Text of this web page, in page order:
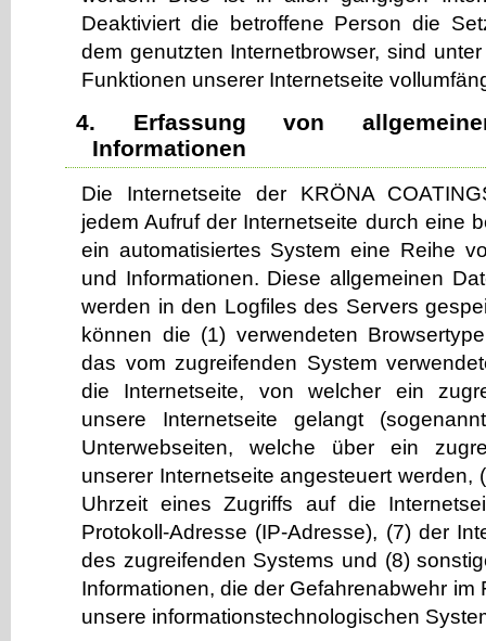
Deaktiviert die betroffene Person die
dem genutzten Internetbrowser, sind
Funktionen unserer Internetseite
4. Erfassung von
Informationen
Die Internetseite der KRÖNA
jedem Aufruf der Internetseite durch eine
ein automatisiertes System eine Reihe
und Informationen. Diese allgemeinen
werden in den Logfiles des Servers
können die (1) verwendeten
das vom zugreifenden System
die Internetseite, von welcher ein
unsere Internetseite gelangt
Unterwebseiten, welche über ein
unserer Internetseite angesteuert werden,
Uhrzeit eines Zugriffs auf die
Protokoll-Adresse (IP-Adresse), (7) der
des zugreifenden Systems und (8)
Informationen, die der Gefahrenabwehr im
unsere informationstechnologischen